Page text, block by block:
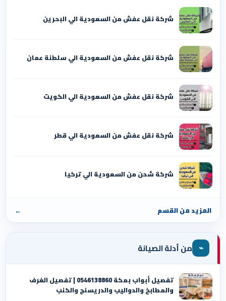
شركة نقل عفش من السعودية الي البحرين
شركة نقل عفش من السعودية الي سلطنة عمان
شركة نقل عفش من السعودية الي الكويت
شركة نقل عفش من السعودية الي قطر
شركة شحن من السعودية الي تركيا
المزيد من القسم ←
⌁ من أدلة الصيانة
تفصيل أبواب بمكة 0546138860 | تفصيل الغرف
والمطابخ والدواليب والدريسنج والكنب